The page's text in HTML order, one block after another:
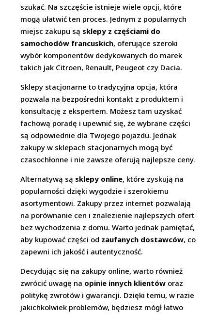
szukać. Na szczęście istnieje wiele opcji, które
mogą ułatwić ten proces. Jednym z popularnych
miejsc zakupu są sklepy z częściami do
samochodów francuskich, oferujące szeroki
wybór komponentów dedykowanych do marek
takich jak Citroen, Renault, Peugeot czy Dacia.
Sklepy stacjonarne to tradycyjna opcja, która
pozwala na bezpośredni kontakt z produktem i
konsultację z ekspertem. Możesz tam uzyskać
fachową poradę i upewnić się, że wybrane części
są odpowiednie dla Twojego pojazdu. Jednak
zakupy w sklepach stacjonarnych mogą być
czasochłonne i nie zawsze oferują najlepsze ceny.
Alternatywą są sklepy online, które zyskują na
popularności dzięki wygodzie i szerokiemu
asortymentowi. Zakupy przez internet pozwalają
na porównanie cen i znalezienie najlepszych ofert
bez wychodzenia z domu. Warto jednak pamiętać,
aby kupować części od zaufanych dostawców, co
zapewni ich jakość i autentyczność.
Decydując się na zakupy online, warto również
zwrócić uwagę na opinie innych klientów oraz
politykę zwrotów i gwarancji. Dzięki temu, w razie
jakichkolwiek problemów, będziesz mógł łatwo